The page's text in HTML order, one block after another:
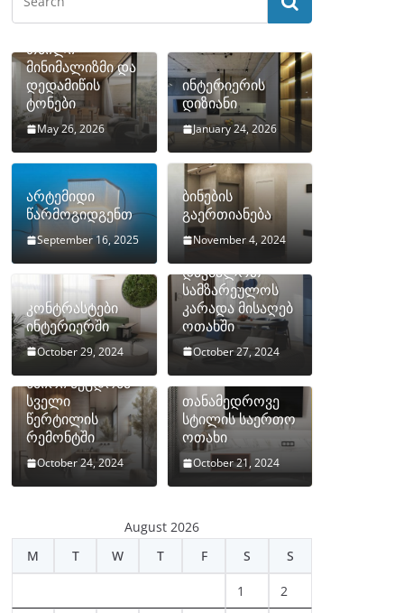
თბილი
მინიმალიზმი და
დედამიწის
ტონები
May 26, 2026
ინტერიერის
დიზიანი
January 24, 2026
არტემიდი
წარმოგიდგენთ
September 16, 2025
ბინების
გაერთიანება
November 4, 2024
კონტრასტები
ინტერიერში
October 29, 2024
როგორ
დავმალოთ
სამზარეულოს
კარადა მისაღებ
ოთახში
October 27, 2024
ხშირი შეცდომა
სველი
წერტილის
რემონტში
October 24, 2024
თანამედროვე
სტილის საერთო
ოთახი
October 21, 2024
August 2026
M
T W T F S S
1 2